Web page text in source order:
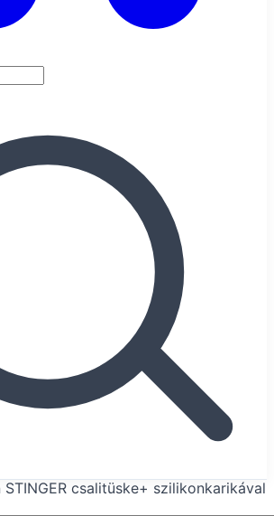
STINGER csalitüske+ szilikonkarikával